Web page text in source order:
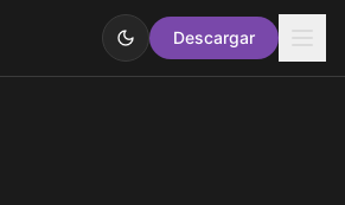
Descargar